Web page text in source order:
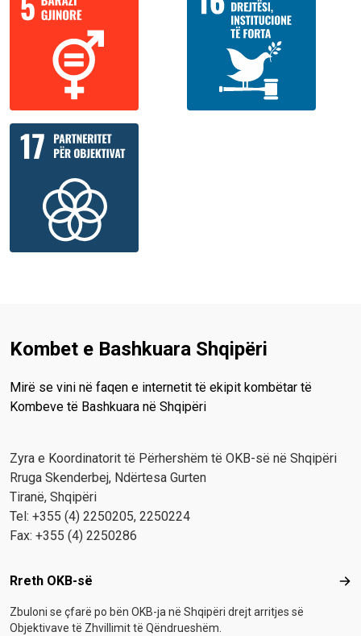
Kombet e Bashkuara Shqipëri
Mirë se vini në faqen e internetit të ekipit kombëtar të
Kombeve të Bashkuara në Shqipëri
Zyra e Koordinatorit të Përhershëm të OKB-së në Shqipëri
Rruga Skenderbej, Ndërtesa Gurten
Tiranë, Shqipëri
Tel: +355 (4) 2250205, 2250224
Fax: +355 (4) 2250286
Footer menu
Rreth OKB-së
Zbuloni se çfarë po bën OKB-ja në Shqipëri drejt arritjes së
Objektivave të Zhvillimit të Qëndrueshëm.